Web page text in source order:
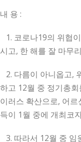
내 용 :
1. 코로나19의 위협
시고, 한 해를 잘 마무
2. 다름이 아니옵고,
하고 12월 중 정기총회
이러스 확산으로, 어
득이 1월 중에 개최코
3. 따라서 12월 중 임